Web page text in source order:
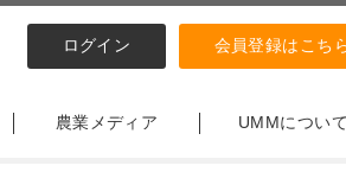
ログイン 会員登録はこち
農業メディア UMMについて